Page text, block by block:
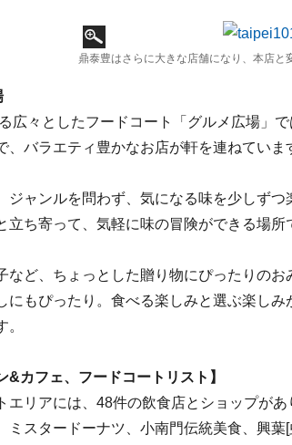
鼎泰豊はさらに大きな店舗になり、本店と
広々としたフードコート「グルメ広場」
、バラエティ豊かなお店が軒を連ねていま
ジャンルを問わず、気になる味を少しず
立ち寄って、気軽に味の冒険ができる場所
など、ちょっとした贈り物にぴったりの
にもぴったり。食べる楽しみと選ぶ楽し
。
&カフェ、フードコートリスト】
エリアには、48件の飲食店とショップがあ
ミスタードーナツ、小南門伝統美食、興